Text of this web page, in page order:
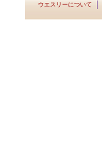
ウエスリーについて